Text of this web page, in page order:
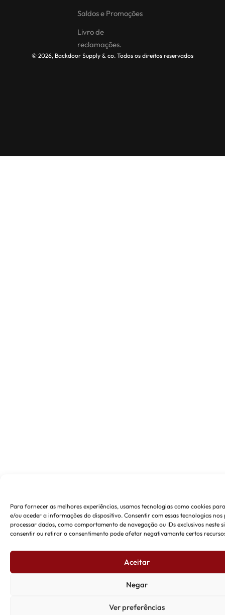
Para fornecer as melhores experiências, usamos tecnologias como cookies
e/ou aceder a informações do dispositivo. Consentir com essas tecnologias
processar dados, como comportamento de navegação ou IDs exclusivos neste
consentir ou retirar o consentimento pode afetar negativamante certos
Aceitar
Negar
Ver preferências
Saldos e Promoções
Livro de
reclamações.
© 2026, Backdoor Supply & co. Todos os direitos reservados